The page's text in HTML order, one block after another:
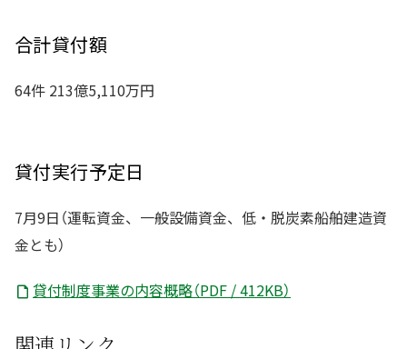
合計貸付額
64件 213億5,110万円
貸付実行予定日
7月9日（運転資金、一般設備資金、低・脱炭素船舶建造資
金とも）
貸付制度事業の内容概略（PDF / 412KB）